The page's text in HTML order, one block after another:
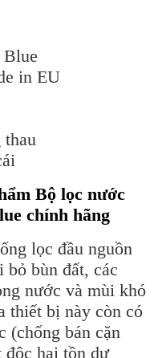
in EU
thau
Bộ lọc nước
chính hãng
lọc đầu nguồn
bỏ bùn đất, các
nước và mùi khó
thiết bị này còn có
(chống bán cặn
độc hại tồn dư